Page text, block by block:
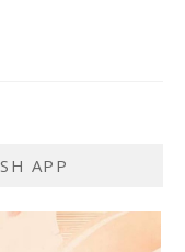
APP